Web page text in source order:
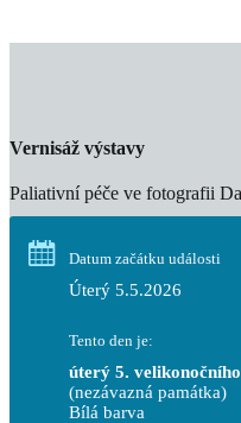
Vernisáž výstavy
Paliativní péče ve fotografii
Datum začátku události
Úterý 5.5.2026
Tento den je:
úterý 5.
(nezávazná památka)
Bílá